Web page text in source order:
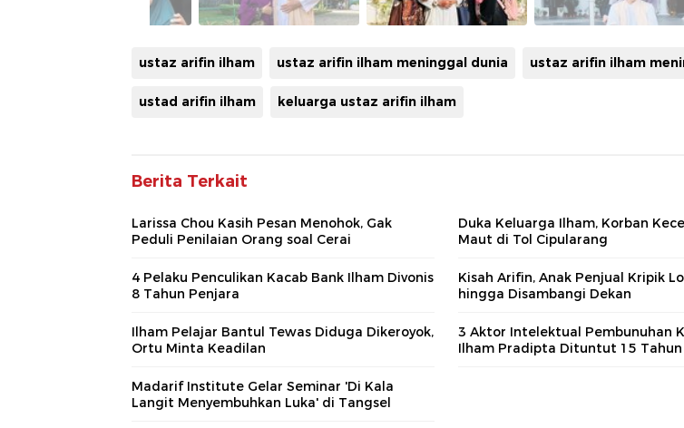
ustaz arifin ilham ustaz arifin ilham meninggal dunia ustaz arifin ilham
ustad arifin ilham keluarga ustaz arifin ilham
Berita Terkait
Larissa Chou Kasih Pesan Menohok, Gak
Peduli Penilaian Orang soal Cerai
Duka Keluarga Ilham, Korban
Maut di Tol Cipularang
4 Pelaku Penculikan Kacab Bank Ilham Divonis
8 Tahun Penjara
Kisah Arifin, Anak Penjual Kripik
hingga Disambangi Dekan
Ilham Pelajar Bantul Tewas Diduga Dikeroyok,
Ortu Minta Keadilan
3 Aktor Intelektual Pembunuhan
Ilham Pradipta Dituntut 15 Tahun
Madarif Institute Gelar Seminar 'Di Kala
Langit Menyembuhkan Luka' di Tangsel